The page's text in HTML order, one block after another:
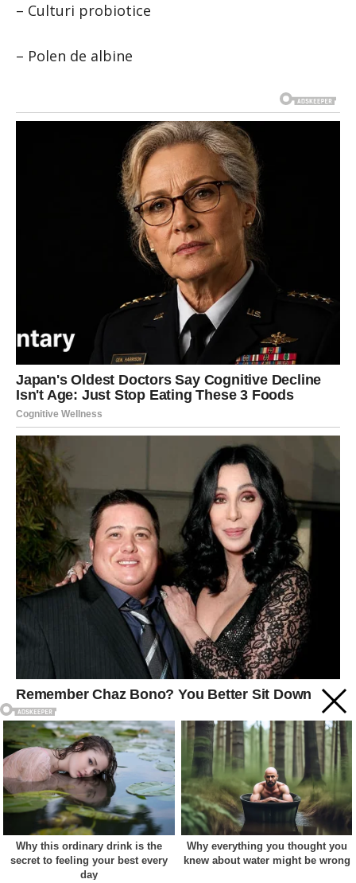
– Culturi probiotice
– Polen de albine
Acest site web folosește cookie-uri pentru a vă îmbunătăți
experiența. Vom presupune că sunteți de acord cu asta dacă
vă continuați navigarea.
Cookie settings ACCEPT